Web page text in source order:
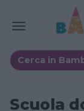
Scuola